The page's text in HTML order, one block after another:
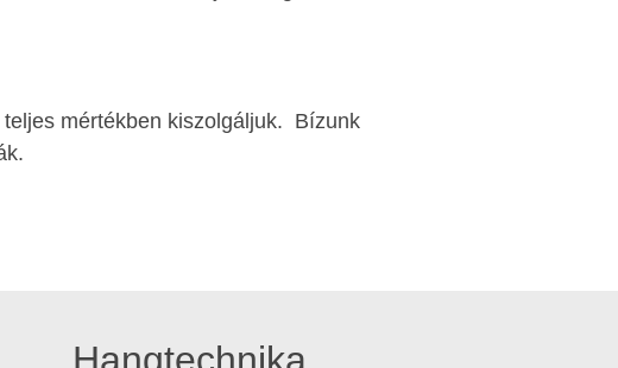
mértékben kiszolgáljuk. Bízunk
Hangtechnika